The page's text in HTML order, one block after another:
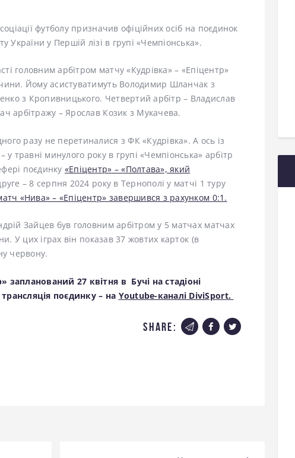
футболу призначив офіційних осіб на поєдинок
України у Першій лізі в групі «Чемпіонська».
головним арбітром матчу «Кудрівка» – «Епіцентр»
Йому асистуватимуть Володимир Шланчак з
з Кропивницького. Четвертий арбітр – Владислав
арбітражу – Ярослав Козик з Мукачева.
разу не перетиналися з ФК «Кудрівка». А ось із
у травні минулого року в групі «Чемпіонська» арбітр
поєдинку «Епіцентр» – «Полтава», який
– 8 серпня 2024 року в Тернополі у матчі 1 туру
«Нива» – «Епіцентр» завершився з рахунком 0:1.
Зайцев був головним арбітром у 5 матчах матчах
У цих іграх він показав 37 жовтих карток (в
червону.
запланований 27 квітня в Бучі на стадіоні
поєдинку – на Youtube-каналі DiviSport.
share: